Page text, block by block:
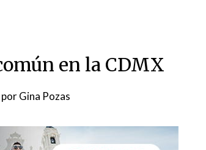
en la CDMX
porGina Pozas